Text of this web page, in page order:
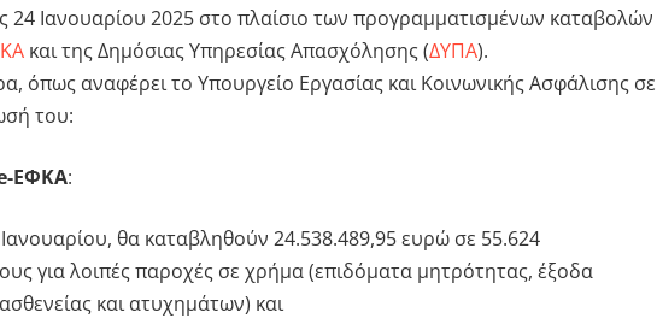
24 Ιανουαρίου 2025 στο πλαίσιο των προγραμματισμένων καταβολών
και της Δημόσιας Υπηρεσίας Απασχόλησης (ΔΥΠΑ).
όπως αναφέρει το Υπουργείο Εργασίας και Κοινωνικής Ασφάλισης σε
του:
ΕΦΚΑ:
Ιανουαρίου, θα καταβληθούν 24.538.489,95 ευρώ σε 55.624
για λοιπές παροχές σε χρήμα (επιδόματα μητρότητας, έξοδα
και ατυχημάτων) και